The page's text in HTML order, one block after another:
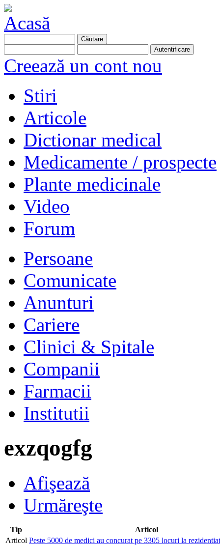
Creează un cont nou
Stiri
Articole
Dictionar medical
Medicamente / prospecte
Plante medicinale
Video
Forum
Persoane
Comunicate
Anunturi
Cariere
Clinici & Spitale
Companii
Farmacii
Institutii
exzqogfg
Afişează
Urmăreşte
Tip
Articol
Articol Peste 5000 de medici au concurat pe 3305 locuri la rezidentiat